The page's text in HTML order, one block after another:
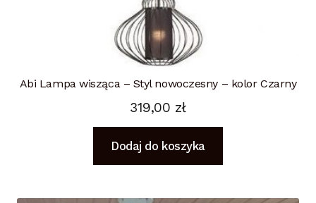
Abi Lampa wisząca – Styl nowoczesny – kolor Czarny
319,00 zł
Dodaj do koszyka